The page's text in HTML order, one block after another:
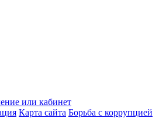
или кабинет
Карта сайта Борьба с коррупцией